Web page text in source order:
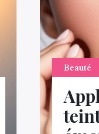
Beauté